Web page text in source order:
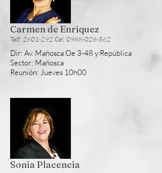
Carmen de Enriquez
Telf: 2601-292 Cel: 0988-028-562
Dir: Av. Mañosca Oe 3-48 y República
Sector: Mañosca
Reunión: Jueves 10h00
Sonia Placencia